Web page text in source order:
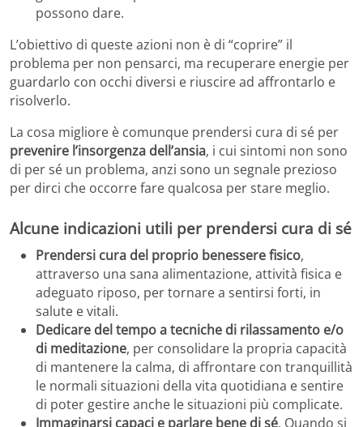
possono dare.
L’obiettivo di queste azioni non è di “coprire” il
problema per non pensarci, ma recuperare energie per
guardarlo con occhi diversi e riuscire ad affrontarlo e
risolverlo.
La cosa migliore è comunque prendersi cura di sé per
prevenire l’insorgenza dell’ansia, i cui sintomi non sono
di per sé un problema, anzi sono un segnale prezioso
per dirci che occorre fare qualcosa per stare meglio.
Alcune indicazioni utili per prendersi cura di sé
Prendersi cura del proprio benessere fisico,
attraverso una sana alimentazione, attività fisica e
adeguato riposo, per tornare a sentirsi forti, in
salute e vitali.
Dedicare del tempo a tecniche di rilassamento e/o
di meditazione, per consolidare la propria capacità
di mantenere la calma, di affrontare con tranquillità
le normali situazioni della vita quotidiana e sentire
di poter gestire anche le situazioni più complicate.
Immaginarsi capaci e parlare bene di sé. Quando si